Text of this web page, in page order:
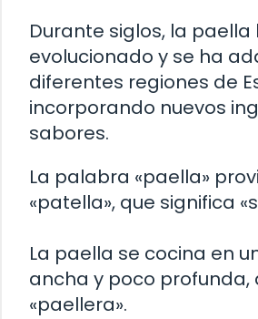
Durante siglos, la paella
evolucionado y se ha
diferentes regiones de
incorporando nuevos
sabores.
La palabra «paella»
«patella», que significa
La paella se cocina en
ancha y poco profunda,
«paellera».